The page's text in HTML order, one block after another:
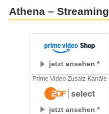
Athena – Streaming
jetzt ansehen
jetzt ansehen
Prime Video Zusatz-Kanäle